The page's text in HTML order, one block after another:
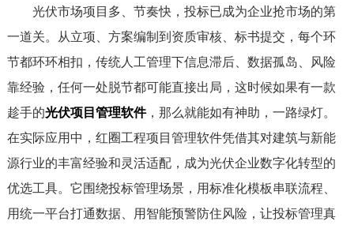
光伏市场项目多、节奏快，投标已成为企业抢市场的第
一道关。从立项、方案编制到资质审核、标书提交，每个环
节都环环相扣，传统人工管理下信息滞后、数据孤岛、风险
靠经验，任何一处脱节都可能直接出局，这时候如果有一款
趁手的光伏项目管理软件，那么就能如有神助，一路绿灯。
在实际应用中，红圈工程项目管理软件凭借其对建筑与新能
源行业的丰富经验和灵活适配，成为光伏企业数字化转型的
优选工具。它围绕投标管理场景，用标准化模板串联流程、
用统一平台打通数据、用智能预警防住风险，让投标管理真